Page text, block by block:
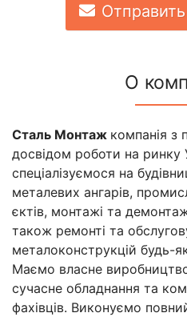
О
Сталь Монтаж компанія з
досвідом роботи на ринку
спеціалізуємося на
металевих ангарів,
єктів, монтажі та
також ремонті та
металоконструкцій будь-
Маємо власне
сучасне обладнання та
фахівців. Виконуємо